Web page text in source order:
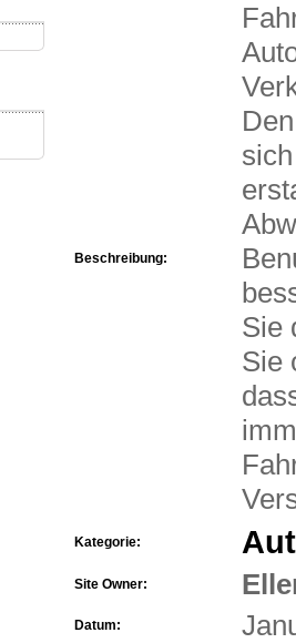
Beschreibung:
Sie
Sie
Kategorie:
Site Owner:
Datum: